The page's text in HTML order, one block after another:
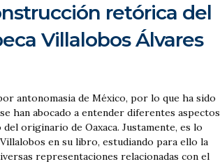
retórica del
Villalobos Álvares
antonomasia de México, por lo que ha sido
han abocado a entender diferentes aspectos
originario de Oaxaca. Justamente, es lo
en su libro, estudiando para ello la
representaciones relacionadas con el